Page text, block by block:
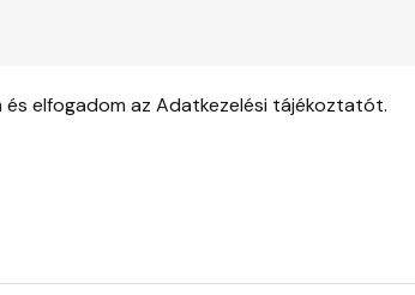
és elfogadom az Adatkezelési tájékoztatót.